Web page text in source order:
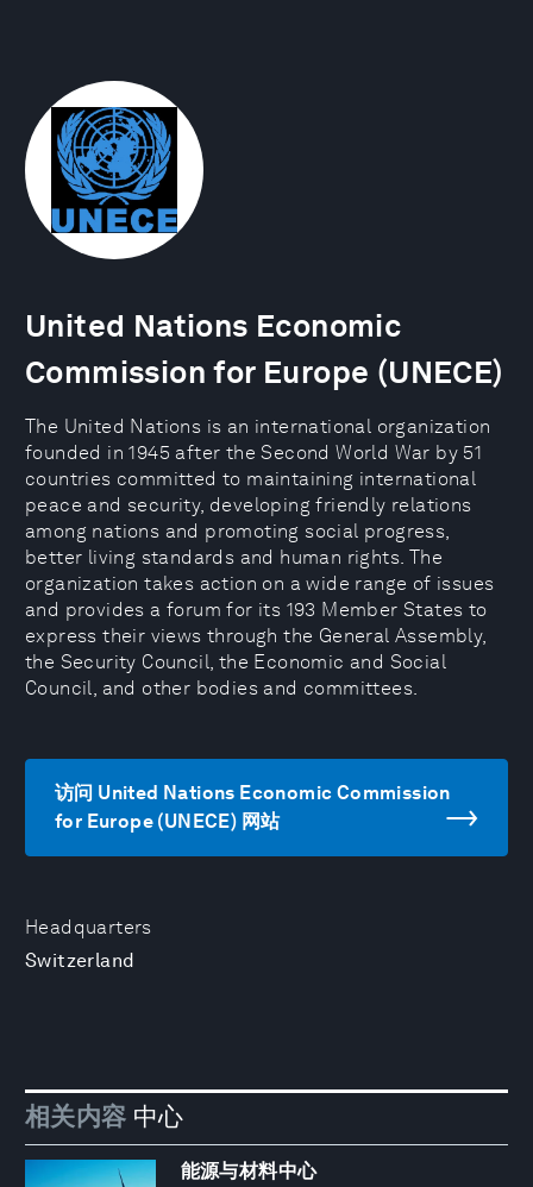
Headquarters
Switzerland
United Nations Economic
Commission for Europe (UNECE)
The United Nations is an international organization
founded in 1945 after the Second World War by 51
countries committed to maintaining international
peace and security, developing friendly relations
among nations and promoting social progress,
better living standards and human rights. The
organization takes action on a wide range of issues
and provides a forum for its 193 Member States to
express their views through the General Assembly,
the Security Council, the Economic and Social
Council, and other bodies and committees.
访问 United Nations Economic Commission
for Europe (UNECE) 网站
相关内容 中心
能源与材料中心